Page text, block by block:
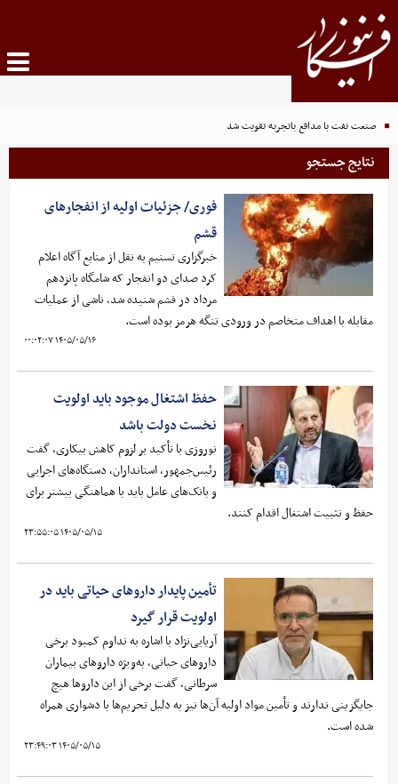
صنعت نفت با مدافع باتجربه تقویت شد
نتایج جستجو
فوری/ جزئیات اولیه از انفجارهای
قشم
خبرگزاری تسنیم به نقل از منابع آگاه اعلام
کرد صدای دو انفجار که شامگاه پانزدهم
مرداد در قشم شنیده شد، ناشی از عملیات
مقابله با اهداف متخاصم در ورودی تنگه هرمز بوده است.
۱۴۰۵/۰۵/۱۶ ۰۰:۰۲:۰۷
حفظ اشتغال موجود باید اولویت
نخست دولت باشد
نوروزی با تأکید بر لزوم کاهش بیکاری، گفت
رئیس‌جمهور، استانداران، دستگاه‌های اجرایی
و بانک‌های عامل باید با هماهنگی بیشتر برای
حفظ و تثبیت اشتغال اقدام کنند.
۱۴۰۵/۰۵/۱۵ ۲۳:۵۵:۰۵
تأمین پایدار داروهای حیاتی باید در
اولویت قرار گیرد
آریایی‌نژاد با اشاره به تداوم کمبود برخی
داروهای حیاتی، به‌ویژه داروهای بیماران
سرطانی، گفت برخی از این داروها هیچ
جایگزینی ندارند و تأمین مواد اولیه آن‌ها نیز به دلیل تحریم‌ها با دشواری همراه
شده است.
۱۴۰۵/۰۵/۱۵ ۲۳:۴۹:۰۳